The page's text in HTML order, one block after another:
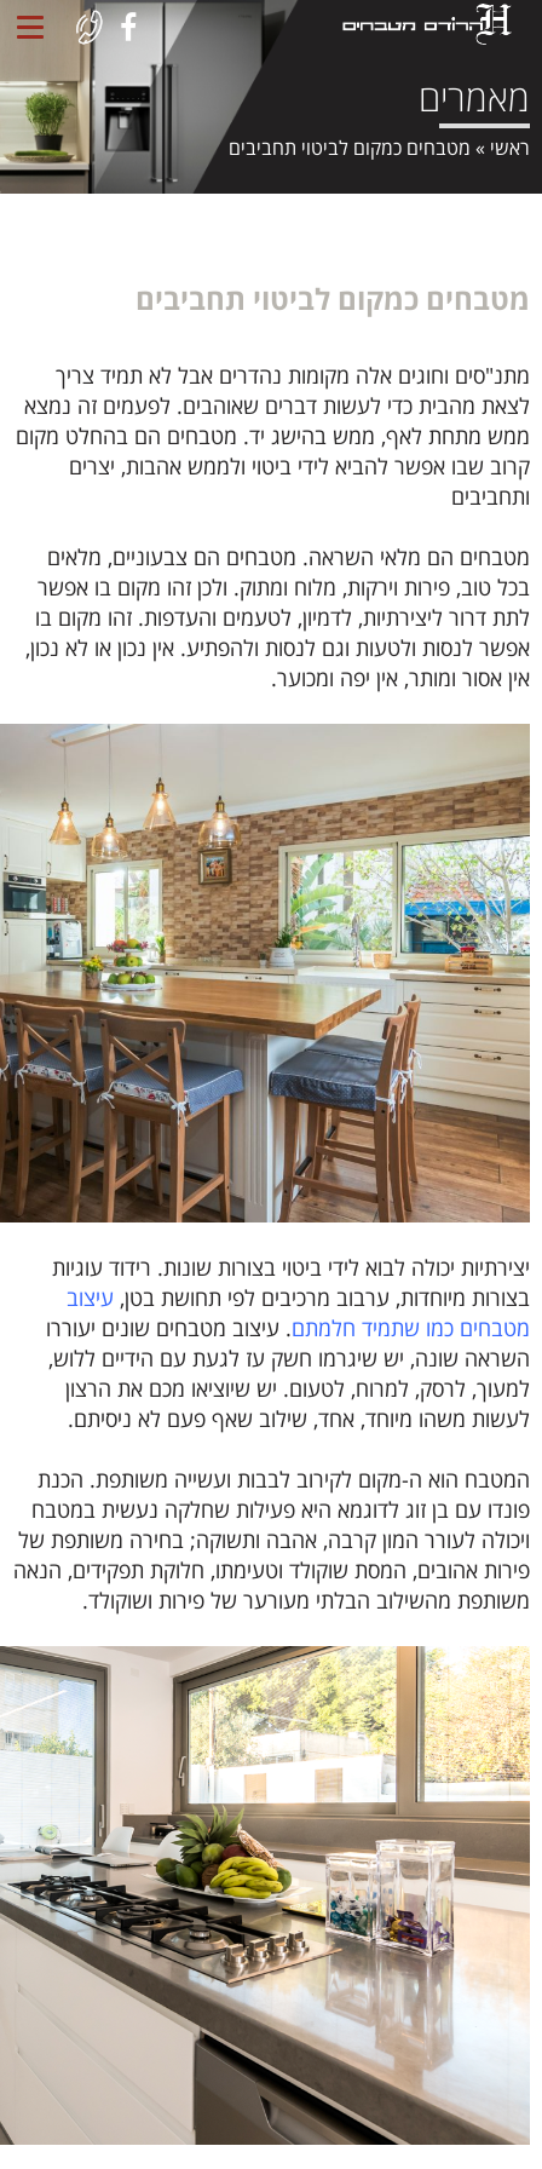
מאמרים
ראשי » מטבחים כמקום לביטוי תחביבים
מטבחים כמקום לביטוי תחביבים
מתנ"סים וחוגים אלה מקומות נהדרים אבל לא תמיד צריך
לצאת מהבית כדי לעשות דברים שאוהבים. לפעמים זה נמצא
ממש מתחת לאף, ממש בהישג יד. מטבחים הם בהחלט מקום
קרוב שבו אפשר להביא לידי ביטוי ולממש אהבות, יצרים
ותחביבים
מטבחים הם מלאי השראה. מטבחים הם צבעוניים, מלאים
בכל טוב, פירות וירקות, מלוח ומתוק. ולכן זהו מקום בו אפשר
לתת דרור ליצירתיות, לדמיון, לטעמים והעדפות. זהו מקום בו
אפשר לנסות ולטעות וגם לנסות ולהפתיע. אין נכון או לא נכון,
אין אסור ומותר, אין יפה ומכוער.
יצירתיות יכולה לבוא לידי ביטוי בצורות שונות. רידוד עוגיות
בצורות מיוחדות, ערבוב מרכיבים לפי תחושת בטן, עיצוב
מטבחים כמו שתמיד חלמתם. עיצוב מטבחים שונים יעוררו
השראה שונה, יש שיגרמו חשק עז לגעת עם הידיים ללוש,
למעוך, לרסק, למרוח, לטעום. יש שיוציאו מכם את הרצון
לעשות משהו מיוחד, אחד, שילוב שאף פעם לא ניסיתם.
המטבח הוא ה-מקום לקירוב לבבות ועשייה משותפת. הכנת
פונדו עם בן זוג לדוגמא היא פעילות שחלקה נעשית במטבח
ויכולה לעורר המון קרבה, אהבה ותשוקה; בחירה משותפת של
פירות אהובים, המסת שוקולד וטעימתו, חלוקת תפקידים, הנאה
משותפת מהשילוב הבלתי מעורער של פירות ושוקולד.